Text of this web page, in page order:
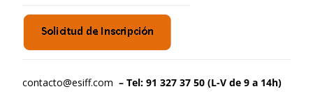
contacto@esiff.com – Tel: 91 327 37 50 (L-V de 9 a 14h)